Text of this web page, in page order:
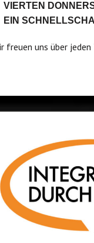
VIERTEN
EIN
freuen uns über jeden